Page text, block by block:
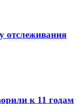
отслеживания
к 11 годам